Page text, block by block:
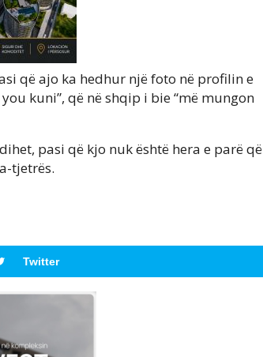
që ajo ka hedhur një foto në profilin e
kuni”, që në shqip i bie “më mungon
pasi që kjo nuk është hera e parë që
tjetrës.
Twitter